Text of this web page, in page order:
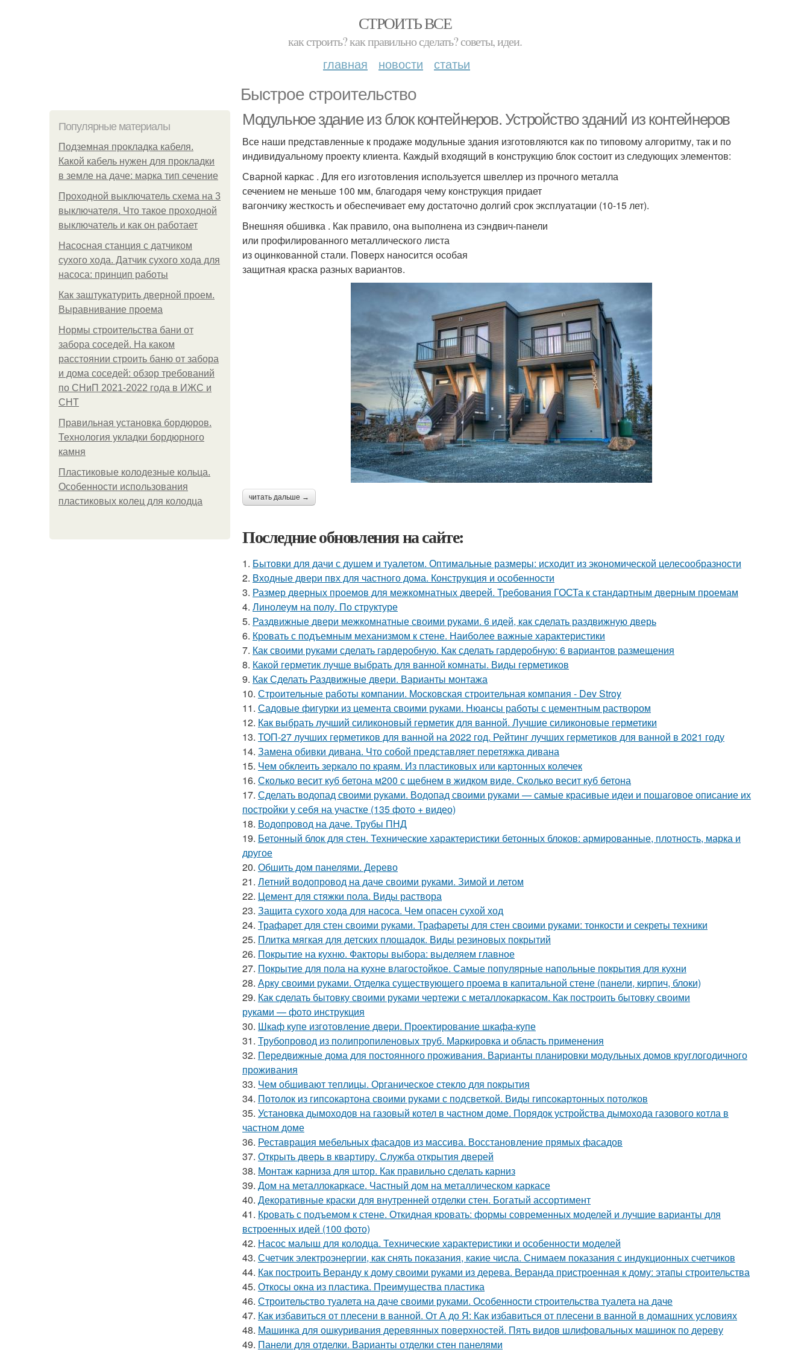
СТРОИТЬ ВСЕ
как строить? как правильно сделать? советы, идеи.
главная новости статьи
Быстрое строительство
Популярные материалы
Подземная прокладка кабеля.
Какой кабель нужен для прокладки
в земле на даче: марка тип сечение
Проходной выключатель схема на 3
выключателя. Что такое проходной
выключатель и как он работает
Насосная станция с датчиком
сухого хода. Датчик сухого хода для
насоса: принцип работы
Как заштукатурить дверной проем.
Выравнивание проема
Нормы строительства бани от
забора соседей. На каком
расстоянии строить баню от забора
и дома соседей: обзор требований
по СНиП 2021-2022 года в ИЖС и
СНТ
Правильная установка бордюров.
Технология укладки бордюрного
камня
Пластиковые колодезные кольца.
Особенности использования
пластиковых колец для колодца
Модульное здание из блок контейнеров. Устройство зданий из контейнеров
Все наши представленные к продаже модульные здания изготовляются как по типовому алгоритму, так и по
индивидуальному проекту клиента. Каждый входящий в конструкцию блок состоит из следующих элементов:
Сварной каркас . Для его изготовления используется швеллер из прочного металла
сечением не меньше 100 мм, благодаря чему конструкция придает
вагончику жесткость и обеспечивает ему достаточно долгий срок эксплуатации (10-15 лет).
Внешняя обшивка . Как правило, она выполнена из сэндвич-панели
или профилированного металлического листа
из оцинкованной стали. Поверх наносится особая
защитная краска разных вариантов.
читать дальше →
Последние обновления на сайте:
1. Бытовки для дачи с душем и туалетом. Оптимальные размеры: исходит из экономической целесообразности
2. Входные двери пвх для частного дома. Конструкция и особенности
3. Размер дверных проемов для межкомнатных дверей. Требования ГОСТа к стандартным дверным проемам
4. Линолеум на полу. По структуре
5. Раздвижные двери межкомнатные своими руками. 6 идей, как сделать раздвижную дверь
6. Кровать с подъемным механизмом к стене. Наиболее важные характеристики
7. Как своими руками сделать гардеробную. Как сделать гардеробную: 6 вариантов размещения
8. Какой герметик лучше выбрать для ванной комнаты. Виды герметиков
9. Как Сделать Раздвижные двери. Варианты монтажа
10. Строительные работы компании. Московская строительная компания - Dev Stroy
11. Садовые фигурки из цемента своими руками. Нюансы работы с цементным раствором
12. Как выбрать лучший силиконовый герметик для ванной. Лучшие силиконовые герметики
13. ТОП-27 лучших герметиков для ванной на 2022 год. Рейтинг лучших герметиков для ванной в 2021 году
14. Замена обивки дивана. Что собой представляет перетяжка дивана
15. Чем обклеить зеркало по краям. Из пластиковых или картонных колечек
16. Сколько весит куб бетона м200 с щебнем в жидком виде. Сколько весит куб бетона
17. Сделать водопад своими руками. Водопад своими руками — самые красивые идеи и пошаговое описание их
постройки у себя на участке (135 фото + видео)
18. Водопровод на даче. Трубы ПНД
19. Бетонный блок для стен. Технические характеристики бетонных блоков: армированные, плотность, марка и
другое
20. Обшить дом панелями. Дерево
21. Летний водопровод на даче своими руками. Зимой и летом
22. Цемент для стяжки пола. Виды раствора
23. Защита сухого хода для насоса. Чем опасен сухой ход
24. Трафарет для стен своими руками. Трафареты для стен своими руками: тонкости и секреты техники
25. Плитка мягкая для детских площадок. Виды резиновых покрытий
26. Покрытие на кухню. Факторы выбора: выделяем главное
27. Покрытие для пола на кухне влагостойкое. Самые популярные напольные покрытия для кухни
28. Арку своими руками. Отделка существующего проема в капитальной стене (панели, кирпич, блоки)
29. Как сделать бытовку своими руками чертежи с металлокаркасом. Как построить бытовку своими
руками — фото инструкция
30. Шкаф купе изготовление двери. Проектирование шкафа-купе
31. Трубопровод из полипропиленовых труб. Маркировка и область применения
32. Передвижные дома для постоянного проживания. Варианты планировки модульных домов круглогодичного
проживания
33. Чем обшивают теплицы. Органическое стекло для покрытия
34. Потолок из гипсокартона своими руками с подсветкой. Виды гипсокартонных потолков
35. Установка дымоходов на газовый котел в частном доме. Порядок устройства дымохода газового котла в
частном доме
36. Реставрация мебельных фасадов из массива. Восстановление прямых фасадов
37. Открыть дверь в квартиру. Служба открытия дверей
38. Монтаж карниза для штор. Как правильно сделать карниз
39. Дом на металлокаркасе. Частный дом на металлическом каркасе
40. Декоративные краски для внутренней отделки стен. Богатый ассортимент
41. Кровать с подъемом к стене. Откидная кровать: формы современных моделей и лучшие варианты для
встроенных идей (100 фото)
42. Насос малыш для колодца. Технические характеристики и особенности моделей
43. Счетчик электроэнергии, как снять показания, какие числа. Снимаем показания с индукционных счетчиков
44. Как построить Веранду к дому своими руками из дерева. Веранда пристроенная к дому: этапы строительства
45. Откосы окна из пластика. Преимущества пластика
46. Строительство туалета на даче своими руками. Особенности строительства туалета на даче
47. Как избавиться от плесени в ванной. От А до Я: Как избавиться от плесени в ванной в домашних условиях
48. Машинка для ошкуривания деревянных поверхностей. Пять видов шлифовальных машинок по дереву
49. Панели для отделки. Варианты отделки стен панелями